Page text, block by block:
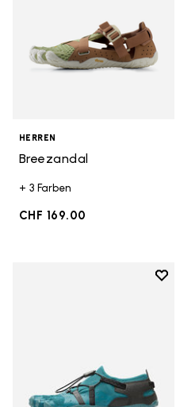
HERREN
Breezandal
+ 3 Farben
CHF 169.00